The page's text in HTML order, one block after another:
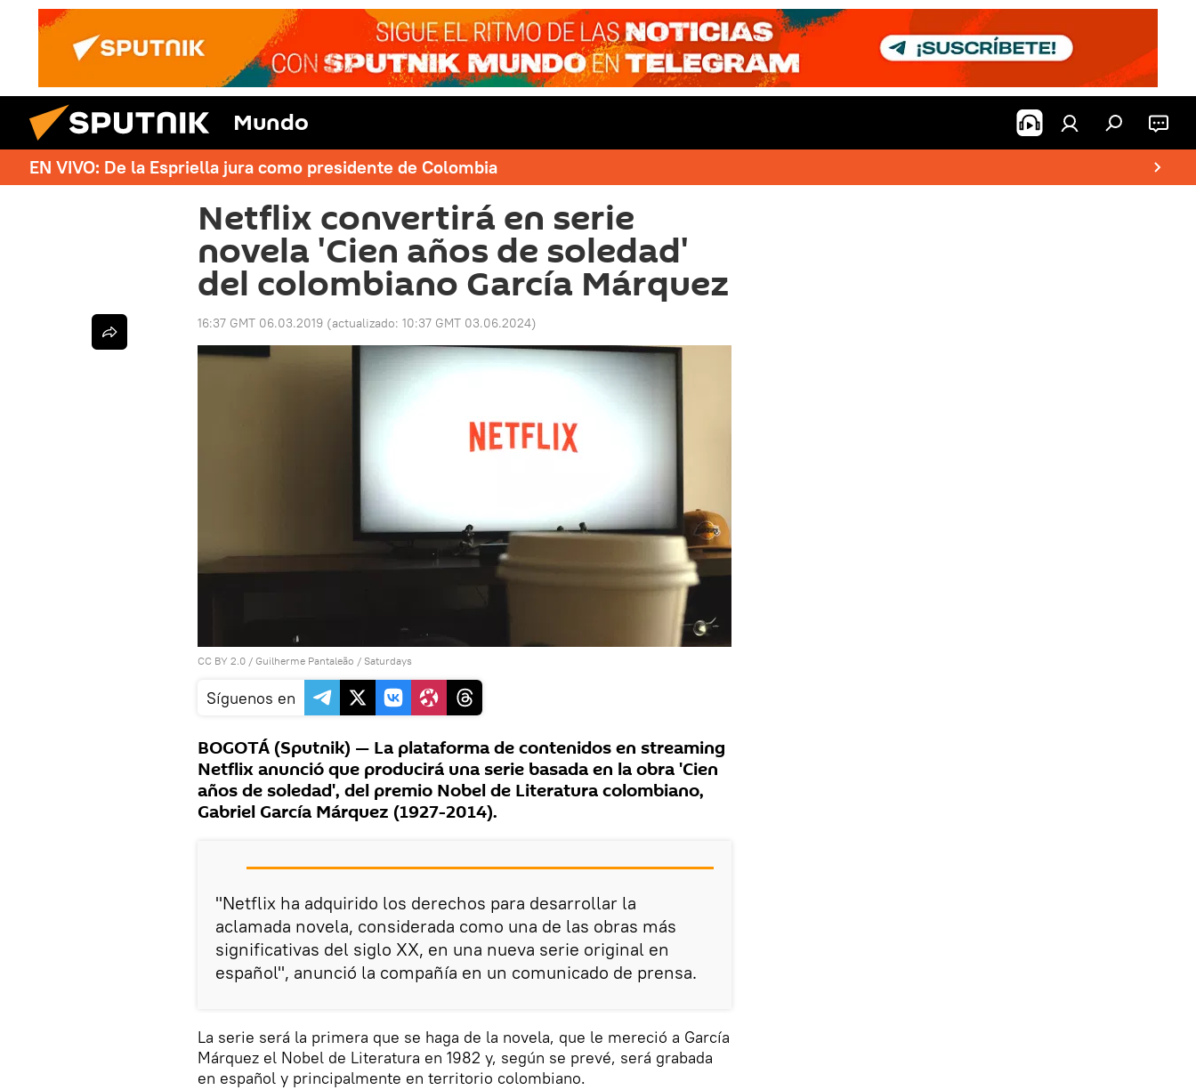
Mundo
EN VIVO: De la Espriella jura como presidente de Colombia
Netflix convertirá en serie
novela 'Cien años de soledad'
del colombiano García Márquez
16:37 GMT 06.03.2019 (actualizado: 10:37 GMT 03.06.2024)
CC BY 2.0 / Guilherme Pantaleão / Saturdays
Síguenos en
BOGOTÁ (Sputnik) — La plataforma de contenidos en streaming
Netflix anunció que producirá una serie basada en la obra 'Cien
años de soledad', del premio Nobel de Literatura colombiano,
Gabriel García Márquez (1927-2014).
"Netflix ha adquirido los derechos para desarrollar la
aclamada novela, considerada como una de las obras más
significativas del siglo XX, en una nueva serie original en
español", anunció la compañía en un comunicado de prensa.
La serie será la primera que se haga de la novela, que le mereció a García
Márquez el Nobel de Literatura en 1982 y, según se prevé, será grabada
en español y principalmente en territorio colombiano.